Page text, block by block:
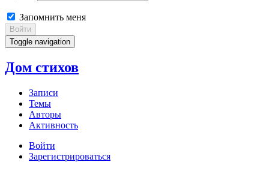
Запомнить меня
Войти
Toggle navigation
Дом стихов
Записи
Темы
Авторы
Активность
Войти
Зарегистрироваться